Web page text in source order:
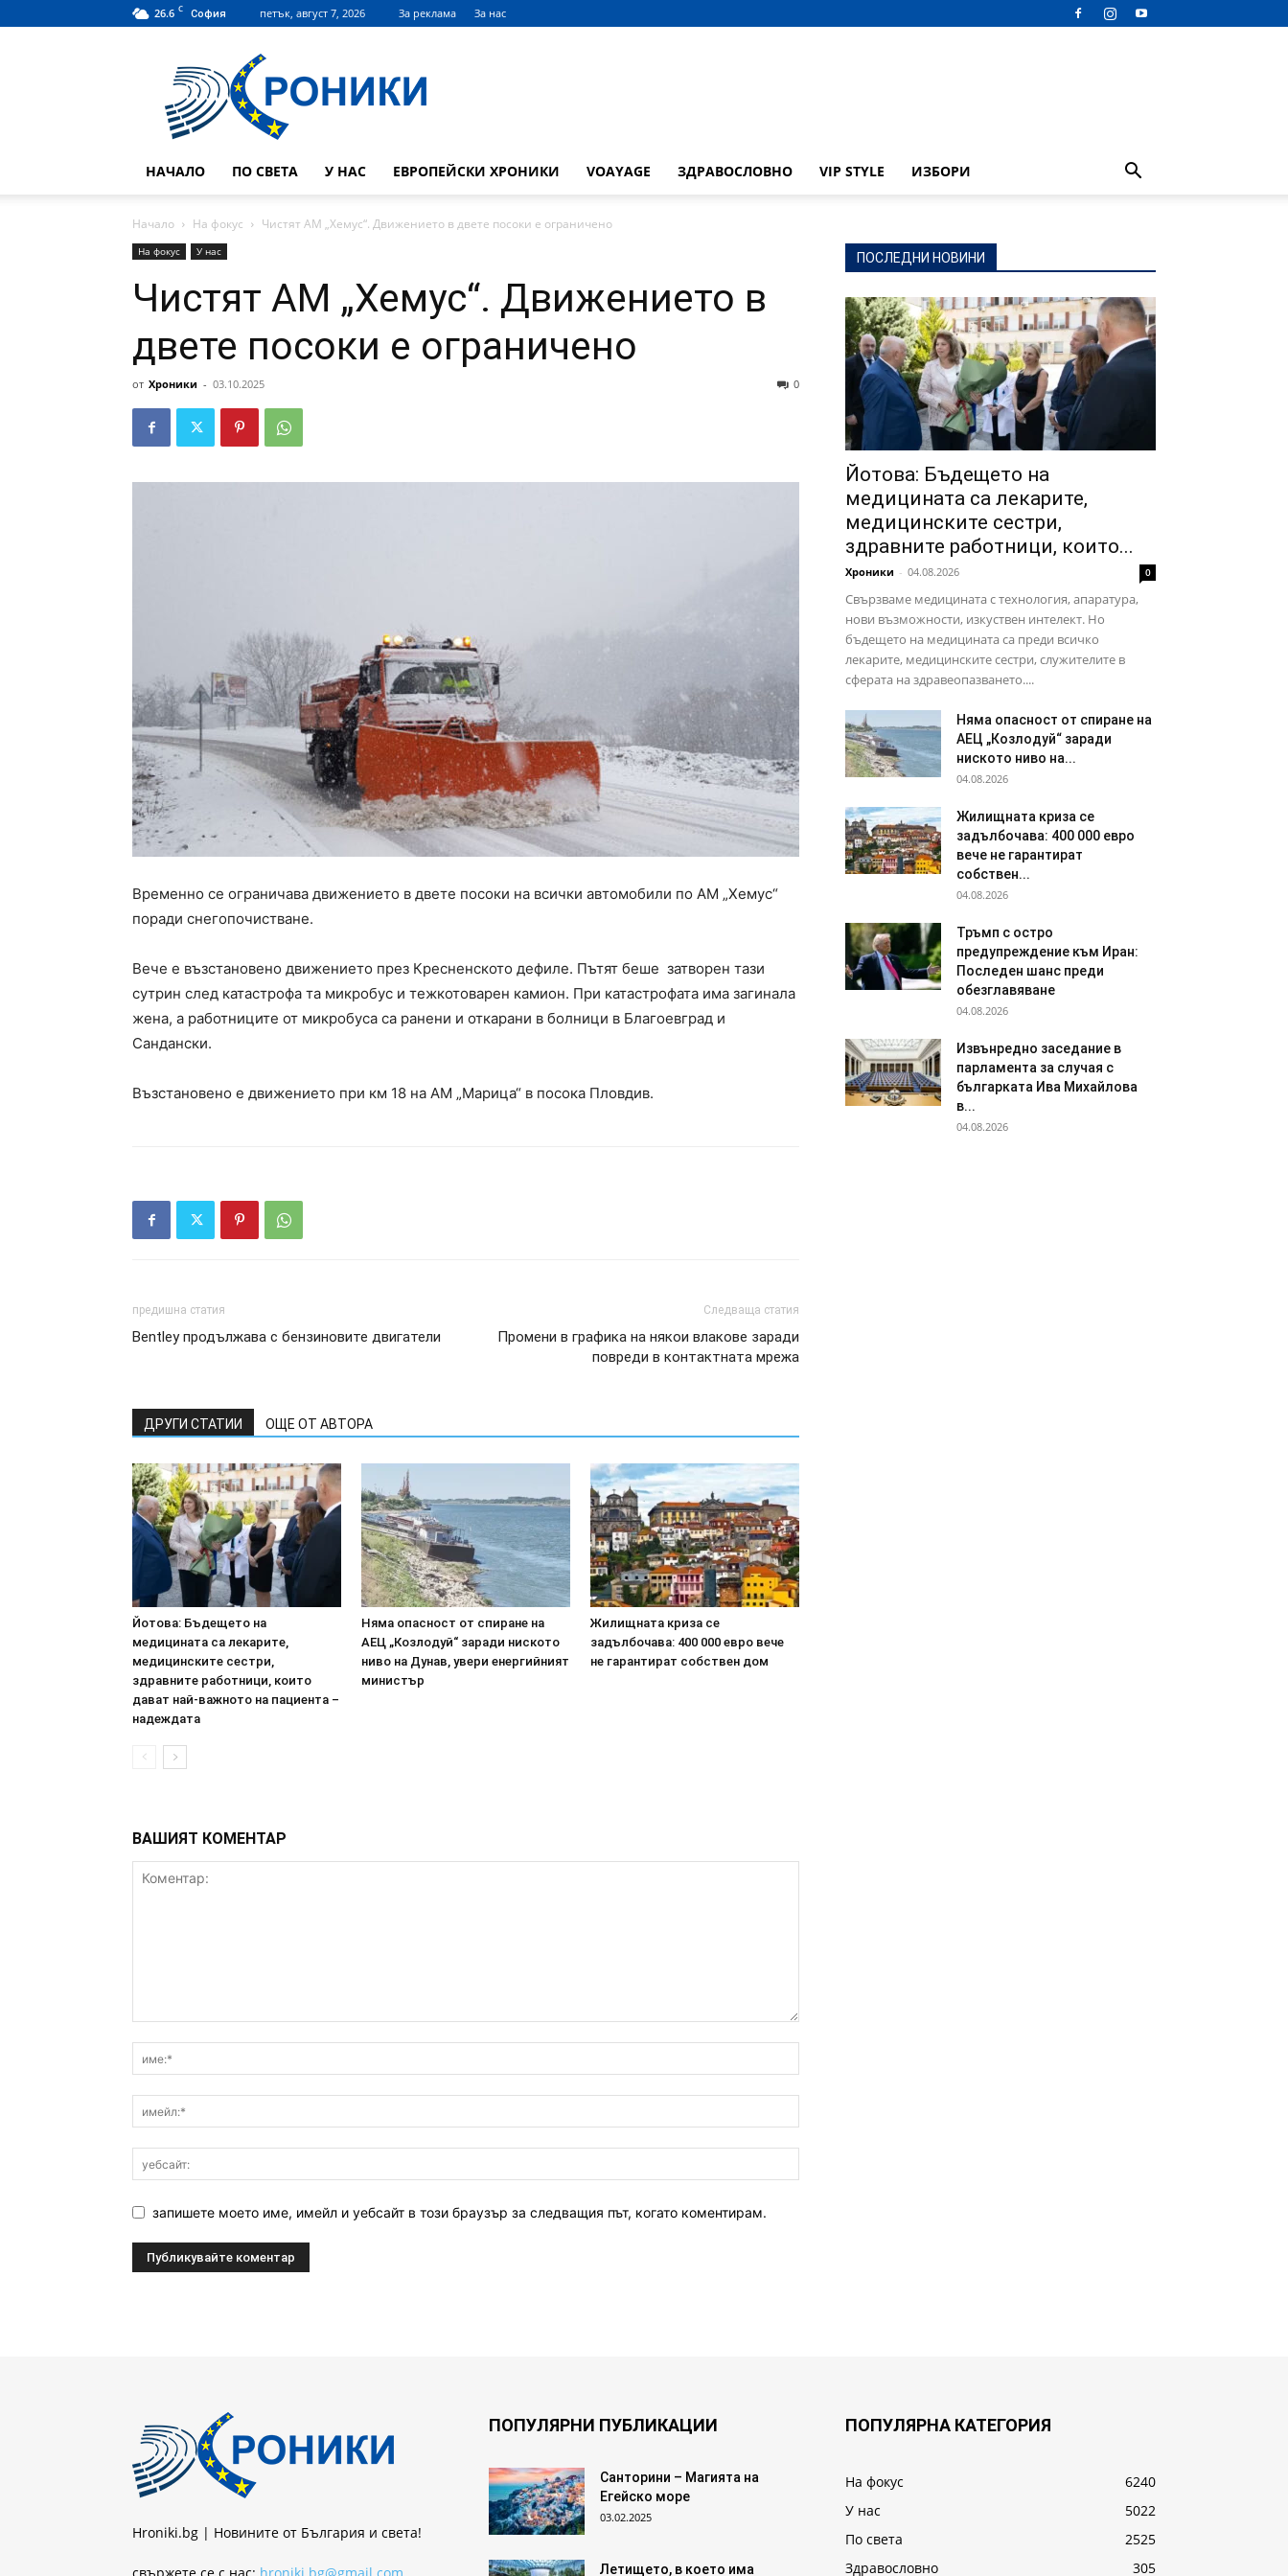
26.6 C София петък, август 7, 2026 За реклама За нас
НАЧАЛО ПО СВЕТА У НАС ЕВРОПЕЙСКИ ХРОНИКИ VOAYAGE ЗДРАВОСЛОВНО VIP STYLE ИЗБОРИ
Начало На фокус Чистят АМ „Хемус“. Движението в двете посоки е ограничено
На фокус У нас
Чистят АМ „Хемус“. Движението в
двете посоки е ограничено
от Хроники - 03.10.2025 0
Временно се ограничава движението в двете посоки на всички автомобили по АМ „Хемус“
поради снегопочистване.
Вече е възстановено движението през Кресненското дефиле. Пътят беше затворен тази
сутрин след катастрофа та микробус и тежкотоварен камион. При катастрофата има загинала
жена, а работниците от микробуса са ранени и откарани в болници в Благоевград и
Сандански.
Възстановено е движението при км 18 на АМ „Марица“ в посока Пловдив.
предишна статия
Bentley продължава с бензиновите двигатели
Следваща статия
Промени в графика на някои влакове заради
повреди в контактната мрежа
ДРУГИ СТАТИИ ОЩЕ ОТ АВТОРА
Йотова: Бъдещето на
медицината са лекарите,
медицинските сестри,
здравните работници, които
дават най-важното на пациента –
надеждата
Няма опасност от спиране на
АЕЦ „Козлодуй“ заради ниското
ниво на Дунав, увери енергийният
министър
Жилищната криза се
задълбочава: 400 000 евро вече
не гарантират собствен дом
ВАШИЯТ КОМЕНТАР
запишете моето име, имейл и уебсайт в този браузър за следващия път, когато коментирам.
ПОСЛЕДНИ НОВИНИ
Йотова: Бъдещето на
медицината са лекарите,
медицинските сестри,
здравните работници, които...
Хроники - 04.08.2026 0
Свързваме медицината с технология, апаратура,
нови възможности, изкуствен интелект. Но
бъдещето на медицината са преди всичко
лекарите, медицинските сестри, служителите в
сферата на здравеопазването....
Няма опасност от спиране на
АЕЦ „Козлодуй“ заради
ниското ниво на...
04.08.2026
Жилищната криза се
задълбочава: 400 000 евро
вече не гарантират
собствен...
04.08.2026
Тръмп с остро
предупреждение към Иран:
Последен шанс преди
обезглавяване
04.08.2026
Извънредно заседание в
парламента за случая с
българката Ива Михайлова
в...
04.08.2026
Hroniki.bg | Новините от България и света!
свържете се с нас: hroniki.bg@gmail.com
ПОПУЛЯРНИ ПУБЛИКАЦИИ
Санторини – Магията на
Егейско море
03.02.2025
Летището, в което има
ПОПУЛЯРНА КАТЕГОРИЯ
На фокус
6240
У нас
5022
По света
2525
Здравословно
305